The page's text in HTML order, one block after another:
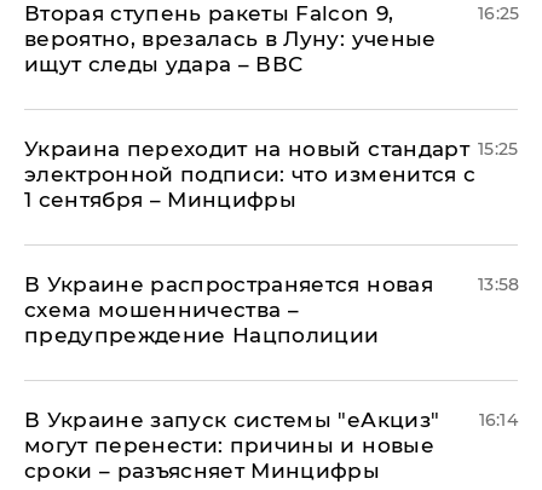
Вторая ступень ракеты Falcon 9,
вероятно, врезалась в Луну: ученые
ищут следы удара – ВВС
16:25
Украина переходит на новый стандарт
электронной подписи: что изменится с
1 сентября – Минцифры
15:25
В Украине распространяется новая
схема мошенничества –
предупреждение Нацполиции
13:58
В Украине запуск системы "еАкциз"
могут перенести: причины и новые
сроки – разъясняет Минцифры
16:14